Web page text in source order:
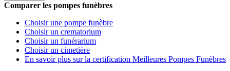
Comparer les pompes funèbres
Choisir une pompe funèbre
Choisir un crematorium
Choisir un funérarium
Choisir un cimetière
En savoir plus sur la certification Meilleures Pompes Funèbres